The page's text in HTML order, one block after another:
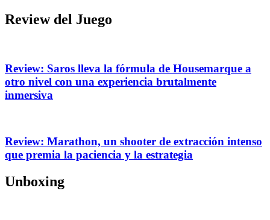
Review del Juego
Review: Saros lleva la fórmula de Housemarque a
otro nivel con una experiencia brutalmente
inmersiva
Review: Marathon, un shooter de extracción intenso
que premia la paciencia y la estrategia
Unboxing